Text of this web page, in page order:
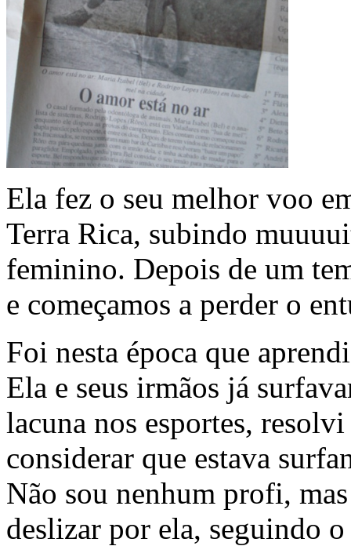
Ela fez o seu melhor voo
Terra Rica, subindo
feminino. Depois de um
e começamos a perder o
Foi nesta época que
Ela e seus irmãos já
lacuna nos esportes,
considerar que estava
Não sou nenhum profi,
deslizar por ela, seguindo